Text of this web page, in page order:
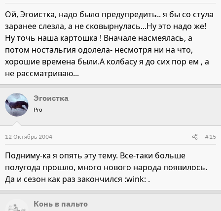
Ой, Эгоистка, надо было предупредить.. я бы со стула
заранее слезла, а не сковырнулась...Ну это надо же!
Ну точь наша картошка ! Вначале насмеялась, а
потом ностальгия одолела- несмотря ни на что,
хорошие времена были.А колбасу я до сих пор ем , а
не рассматриваю...
Эгоистка
Pro
12 Октябрь 2004 #15
Подниму-ка я опять эту тему. Все-таки больше
полугода прошло, много нового народа появилось.
Да и сезон как раз закончился :wink: .
Конь в пальто